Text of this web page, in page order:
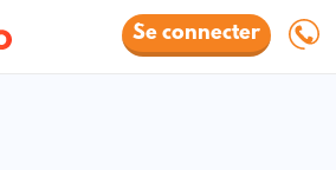
Se connecter